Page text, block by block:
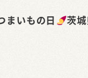
まいもの日
茨